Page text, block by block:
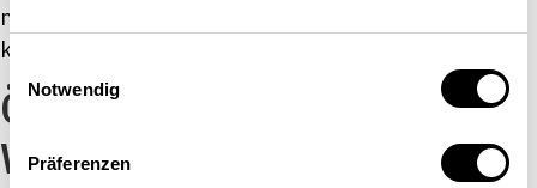
Einwilligungsauswahl
Notwendig
Präferenzen
nachwachsen oder nachhaltig genutzt werden
können. In diesem Jahr fiel das Ereignis in […]
Ökologischen Fussabdruck im
Wohnungswesen reduzieren